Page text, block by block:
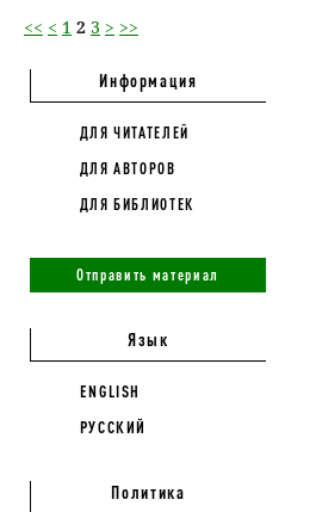
<< < 1 2 3 > >>
Информация
ДЛЯ ЧИТАТЕЛЕЙ
ДЛЯ АВТОРОВ
ДЛЯ БИБЛИОТЕК
Отправить материал
Язык
ENGLISH
РУССКИЙ
Политика